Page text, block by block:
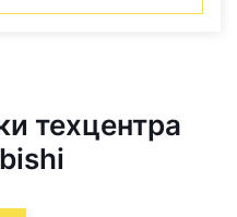
техцентра